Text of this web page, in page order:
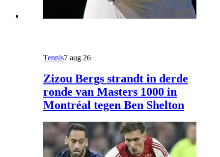
Tennis7 aug 26
Zizou Bergs strandt in derde
ronde van Masters 1000 in
Montréal tegen Ben Shelton